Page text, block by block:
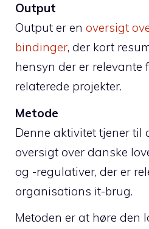
Output
Output er en oversigt
bindinger, der kort
hensyn der er relevante
relaterede projekter.
Metode
Denne aktivitet tjener til
oversigt over danske
og -regulativer, der er
organisations it-brug.
Metoden er at høre den